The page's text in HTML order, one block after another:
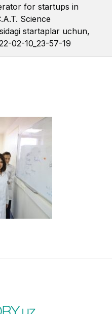
for startups in
Science
startaplar uchun,
02-10_23-57-19